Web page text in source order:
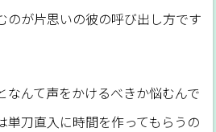
のが片思いの彼の呼び出し方です
なんて声をかけるべきか悩むんで
単刀直入に時間を作ってもらうの